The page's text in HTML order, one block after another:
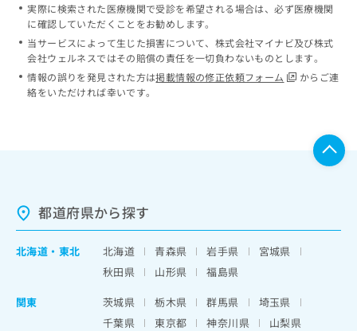
実際に検索された医療機関で受診を希望される場合は、必ず医療機関
に確認していただくことをお勧めします。
当サービスによって生じた損害について、株式会社マイナビ及び株式
会社ウェルネスではその賠償の責任を一切負わないものとします。
情報の誤りを発見された方は掲載情報の修正依頼フォーム
からご連
絡をいただければ幸いです。
都道府県から探す
北海道 ・ 東北 北海道 青森県 岩手県
宮城県
秋田県
山形県
福島県
関東
茨城県 栃木県 群馬県
埼玉県
千葉県
東京都 神奈川県
山梨県